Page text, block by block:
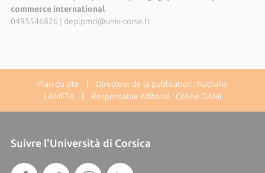
commerce international
0495546826
deplpmci@univ-corse.fr
Plan du site | Directeur de la publication : Nathalie
LAMETA | Responsable éditorial : Céline DAMI
Suivre l'Università di Corsica